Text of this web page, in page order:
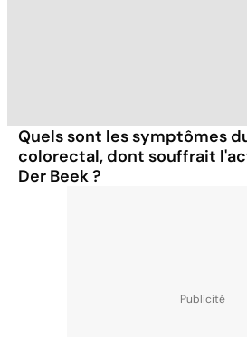
Quels sont les symptômes
colorectal, dont souffrait
Der Beek ?